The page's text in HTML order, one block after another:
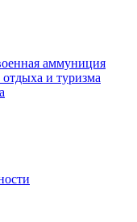
аммуниция
и туризма